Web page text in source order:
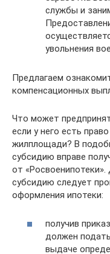
службы и
увольнения
Предлагаем
компенсационных
Что может
если у него есть
жилплощади? В
субсидию вправе
от
субсидию следует
оформления ипотеки:
получив
должен
выдаче